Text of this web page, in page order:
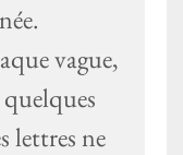
vague,
lettres ne